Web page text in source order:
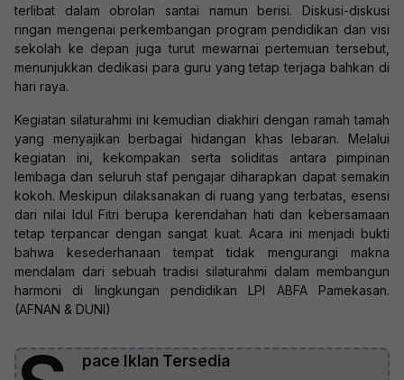
terlibat dalam obrolan santai namun berisi. Diskusi-diskusi
ringan mengenai perkembangan program pendidikan dan visi
sekolah ke depan juga turut mewarnai pertemuan tersebut,
menunjukkan dedikasi para guru yang tetap terjaga bahkan di
hari raya.
Kegiatan silaturahmi ini kemudian diakhiri dengan ramah tamah
yang menyajikan berbagai hidangan khas lebaran. Melalui
kegiatan ini, kekompakan serta soliditas antara pimpinan
lembaga dan seluruh staf pengajar diharapkan dapat semakin
kokoh. Meskipun dilaksanakan di ruang yang terbatas, esensi
dari nilai Idul Fitri berupa kerendahan hati dan kebersamaan
tetap terpancar dengan sangat kuat. Acara ini menjadi bukti
bahwa kesederhanaan tempat tidak mengurangi makna
mendalam dari sebuah tradisi silaturahmi dalam membangun
harmoni di lingkungan pendidikan LPI ABFA Pamekasan.
(AFNAN & DUNI)
pace Iklan Tersedia